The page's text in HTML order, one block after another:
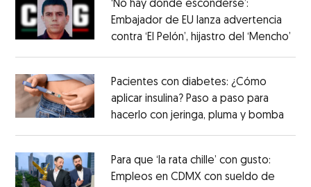
‘No hay donde esconderse’:
Embajador de EU lanza advertencia
contra ‘El Pelón’, hijastro del ‘Mencho’
Pacientes con diabetes: ¿Cómo
aplicar insulina? Paso a paso para
hacerlo con jeringa, pluma y bomba
Para que ‘la rata chille’ con gusto:
Empleos en CDMX con sueldo de